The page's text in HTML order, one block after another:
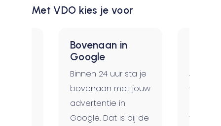
Met VDO kies je voor
Bovenaan in
Google
Binnen 24 uur sta je
bovenaan met jouw
advertentie in
Google. Dat is bij de
Je
voor de